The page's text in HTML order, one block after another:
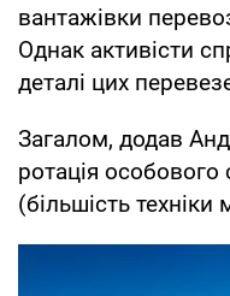
вантажівки
Однак активісти
деталі цих
Загалом, додав
ротація
(більшість